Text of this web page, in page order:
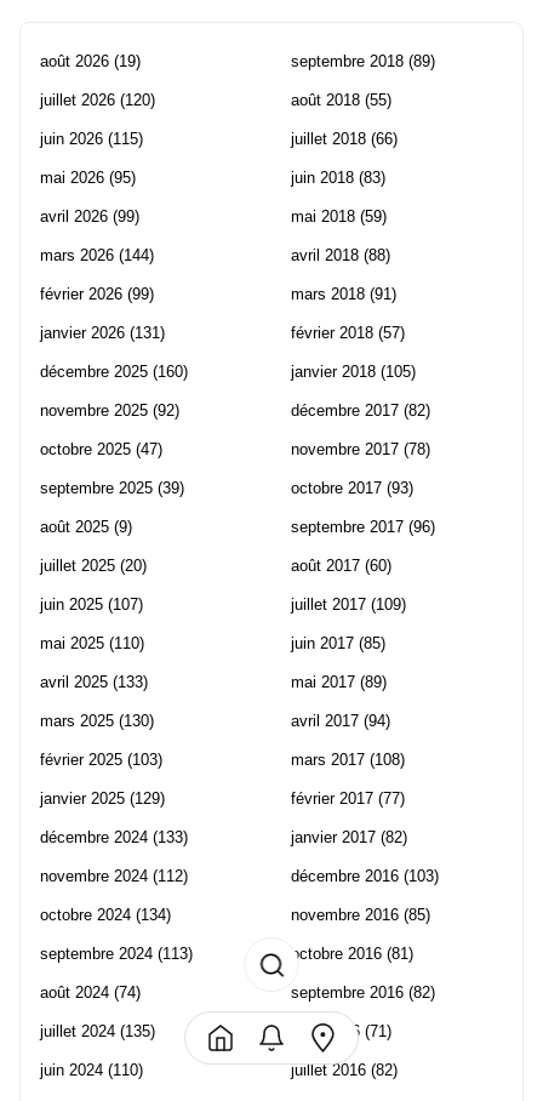
août 2026 (19)
juillet 2026 (120)
juin 2026 (115)
mai 2026 (95)
avril 2026 (99)
mars 2026 (144)
février 2026 (99)
janvier 2026 (131)
décembre 2025 (160)
novembre 2025 (92)
octobre 2025 (47)
septembre 2025 (39)
août 2025 (9)
juillet 2025 (20)
juin 2025 (107)
mai 2025 (110)
avril 2025 (133)
mars 2025 (130)
février 2025 (103)
janvier 2025 (129)
décembre 2024 (133)
novembre 2024 (112)
octobre 2024 (134)
septembre 2024 (113)
août 2024 (74)
juillet 2024 (135)
juin 2024 (110)
septembre 2018 (89)
août 2018 (55)
juillet 2018 (66)
juin 2018 (83)
mai 2018 (59)
avril 2018 (88)
mars 2018 (91)
février 2018 (57)
janvier 2018 (105)
décembre 2017 (82)
novembre 2017 (78)
octobre 2017 (93)
septembre 2017 (96)
août 2017 (60)
juillet 2017 (109)
juin 2017 (85)
mai 2017 (89)
avril 2017 (94)
mars 2017 (108)
février 2017 (77)
janvier 2017 (82)
décembre 2016 (103)
novembre 2016 (85)
octobre 2016 (81)
septembre 2016 (82)
août 2016 (71)
juillet 2016 (82)